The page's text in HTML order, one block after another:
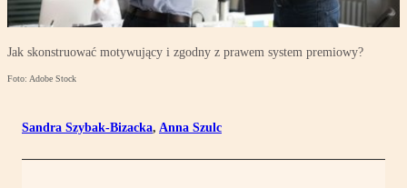
Jak skonstruować motywujący i zgodny z prawem system premiowy?
Foto: Adobe Stock
Sandra Szybak-Bizacka, Anna Szulc